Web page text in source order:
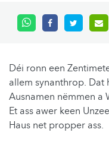
Déi ronn een
allem synanthrop. Dat
Ausnamen nëmmen a
Et ass awer keen
Haus net propper ass.